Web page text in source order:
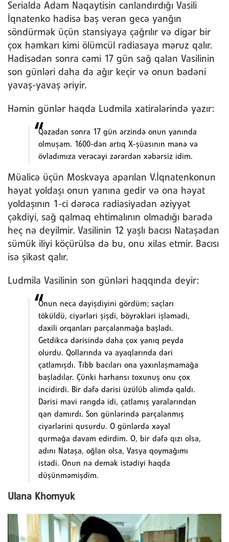
Serialda Adam Naqaytisin canlandırdığı Vasili
İqnatenko hadisə baş verən gecə yanğın
söndürmək üçün stansiyaya çağrılır və digər bir
çox həmkarı kimi ölümcül radiasaya məruz qalır.
Hadisədən sonra cəmi 17 gün sağ qalan Vasilinin
son günləri daha da ağır keçir və onun bədəni
yavaş-yavaş əriyir.
Həmin günlər haqda Ludmila xatirələrində yazır:
Qəzadan sonra 17 gün ərzində onun yanında
olmuşam. 1600-dən artıq X-şüasının mənə və
övladımıza verəcəyi zərərdən xəbərsiz idim.
Müalicə üçün Moskvaya aparılan V.İqnatenkonun
həyat yoldaşı onun yanına gedir və ona həyat
yoldaşının 1-ci dərəcə radiasiyadan əziyyət
çəkdiyi, sağ qalmaq ehtimalının olmadığı barədə
heç nə deyilmir. Vasilinin 12 yaşlı bacısı Nataşadan
sümük iliyi köçürülsə də bu, onu xilas etmir. Bacısı
isə şikəst qalır.
Ludmila Vasilinin son günləri haqqında deyir:
Onun necə dəyişdiyini gördüm; saçları
töküldü, ciyərləri şişdi, böyrəkləri işləmədi,
daxili orqanları parçalanmağa başladı.
Getdikcə dərisində daha çox yanıq peyda
olurdu. Qollarında və ayaqlarında dəri
çatlamışdı. Tibb bacıları ona yaxınlaşmamağa
başladılar. Çünki hərhansı toxunuş onu çox
incidirdi. Bir dəfə dərisi üzülüb əlimdə qaldı.
Dərisi mavi rəngdə idi, çatlamış yaralarından
qan damırdı. Son günlərində parçalanmış
ciyərlərini qusurdu. O günlərdə xəyal
qurmağa davam edirdim. O, bir dəfə qızı olsa,
adını Nataşa, oğlan olsa, Vasya qoymağımı
istədi. Onun nə demək istədiyi haqda
düşünməmişdim.
Ulana Khomyuk